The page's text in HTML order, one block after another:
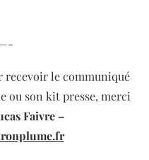
recevoir le communiqué
ou son kit presse, merci
Faivre –